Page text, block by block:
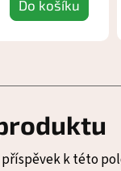
Do košíku
k této